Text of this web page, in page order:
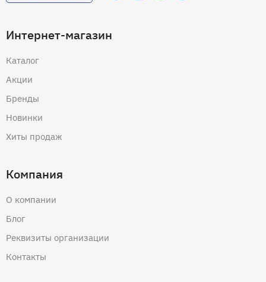
Интернет-магазин
Каталог
Акции
Бренды
Новинки
Хиты продаж
Компания
О компании
Блог
Реквизиты организации
Контакты